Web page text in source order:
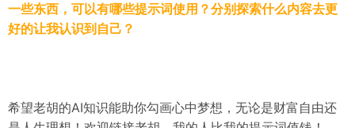
一些东西，可以有哪些提示词使用？分别探索什么内容去更
好的让我认识到自己？
希望老胡的AI知识能助你勾画心中梦想，无论是财富自由还